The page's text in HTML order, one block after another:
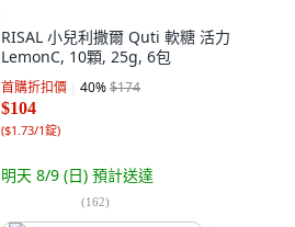
RISAL 小兒利撒爾 Quti 軟糖 活力
LemonC, 10顆, 25g, 6包
首購折扣價 40%$174
$104
($1.73/1錠)
明天 8/9 (日) 預計送達
(162)